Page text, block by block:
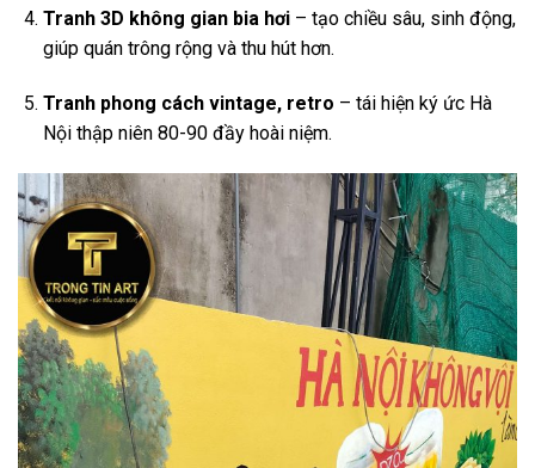
Tranh 3D không gian bia hơi– tạo chiều sâu, sinh động,
giúp quán trông rộng và thu hút hơn.
Tranh phong cách vintage, retro – tái hiện ký ức Hà
Nội thập niên 80-90 đầy hoài niệm.